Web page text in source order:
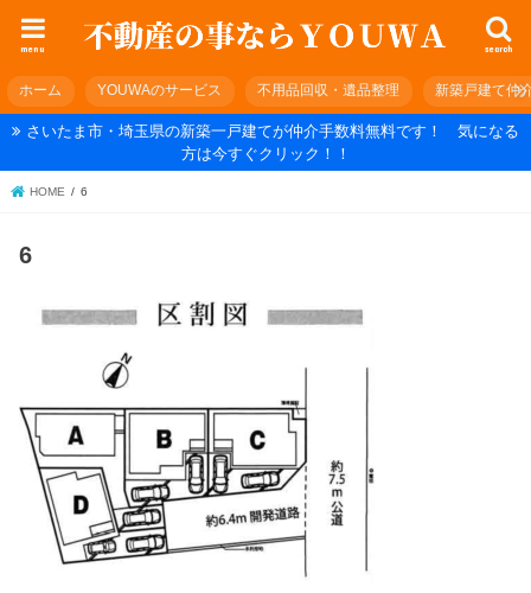
search
menu
ホーム YOUWAのサービス 不用品回収・遺品整理 新築戸建て仲
さいたま市・埼玉県の新築一戸建てが仲介手数料無料です！ 気になる
方は今すぐクリック！！
HOME 6
6